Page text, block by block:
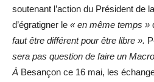
soutenant l’action du Président de
d’égratigner le « en même temps »
faut être différent pour être libre ».
sera pas question de faire un
À Besançon ce 16 mai, les